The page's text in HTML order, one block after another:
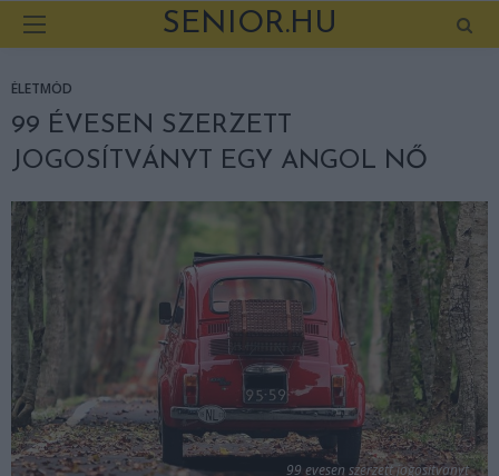
SENIOR.HU
ÉLETMÓD
99 ÉVESEN SZERZETT
JOGOSÍTVÁNYT EGY ANGOL NŐ
99 evesen szerzett jogositvanyt